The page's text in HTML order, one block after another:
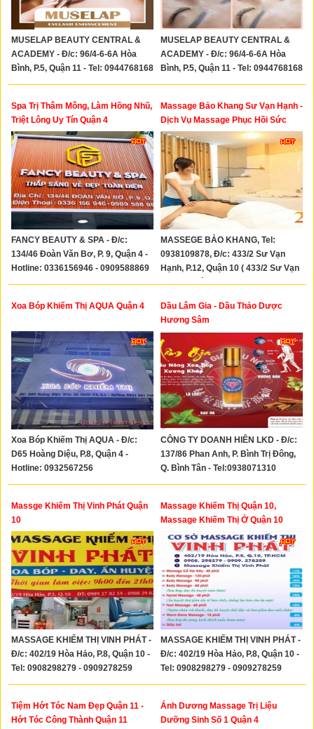
MUSELAP BEAUTY CENTRAL &
ACADEMY - Đ/c: 96/4-6-6A Hòa
Bình, P.5, Quận 11 - Tel: 0944768168
- 0903871104
MUSELAP BEAUTY CENTRAL &
ACADEMY - Đ/c: 96/4-6-6A Hòa
Bình, P.5, Quận 11 - Tel: 0944768168
- 0903871104
Spa Trị Thâm Mông, Làm Hồng Nhũ,
Triệt Lông Uy Tín Quận 4
FANCY BEAUTY & SPA - Đ/c:
134/46 Đoàn Văn Bơ, P. 9, Quận 4 -
Hotline: 0336156946 - 0909588869
Massage Bảo Khang Sư Vạn Hạnh -
Dịch Vụ Massage Phục Hồi Sức
Khỏe Nam Giới Quận 10
MASSEGE BẢO KHANG, Tel:
0938109878, Đ/c: 433/2 Sư Vạn
Hạnh, P.12, Quận 10 ( 433/2 Sư Vạn
Hạnh, P. Hòa Hưng, TP.HCM)
Xoa Bóp Khiếm Thị AQUA Quận 4
Xoa Bóp Khiếm Thị AQUA - Đ/c:
D65 Hoàng Diệu, P.8, Quận 4 -
Hotline: 0932567256
Dầu Lâm Gia - Dầu Thảo Dược
Hương Sâm
CÔNG TY DOANH HIÊN LKD - Đ/c:
137/86 Phan Anh, P. Bình Trị Đông,
Q. Bình Tân - Tel:0938071310
Massge Khiếm Thị Vinh Phát Quận
10
MASSAGE KHIẾM THỊ VINH PHÁT -
Đ/c: 402/19 Hòa Hảo, P.8, Quận 10 -
Tel: 0908298279 - 0909278259
Massage Khiếm Thị Quận 10,
Massage Khiếm Thị Ở Quận 10
MASSAGE KHIẾM THỊ VINH PHÁT -
Đ/c: 402/19 Hòa Hảo, P.8, Quận 10 -
Tel: 0908298279 - 0909278259
Tiệm Hớt Tóc Nam Đẹp Quận 11 -
Hớt Tóc Công Thành Quận 11
Ánh Dương Massage Trị Liệu
Dưỡng Sinh Số 1 Quận 4